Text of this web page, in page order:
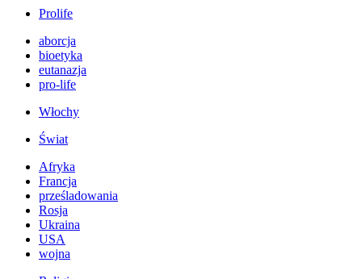
Prolife
aborcja
bioetyka
eutanazja
pro-life
Włochy
Świat
Afryka
Francja
prześladowania
Rosja
Ukraina
USA
wojna